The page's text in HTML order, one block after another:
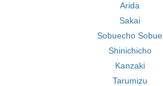
Arida
Sakai
Sobuecho Sobue
Shinichicho
Kanzaki
Tarumizu